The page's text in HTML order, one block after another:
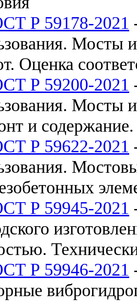
Р 59178-2021
Мосты
Оценка
Р 59200-2021
Мосты
и
Р 59622-2021
Р 59945-2021
Р 59946-2021